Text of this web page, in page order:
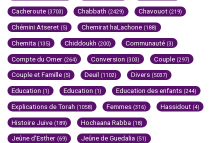
Cacheroute (3703) Chabbath (2429) Chavouot (219)
Chémini Atseret (5) Chemirat haLachone (188)
Chemita (135) Chiddoukh (200) Communauté (3)
Compte du Omer (264) Conversion (303) Couple (297)
Couple et Famille (5) Deuil (1102) Divers (5037)
Education (1) Education (1) Education des enfants (244)
Explications de Torah (1058) Femmes (316) Hassidout (4)
Histoire Juive (189) Hochaana Rabba (18)
Jeûne d'Esther (69) Jeûne de Guedalia (51)